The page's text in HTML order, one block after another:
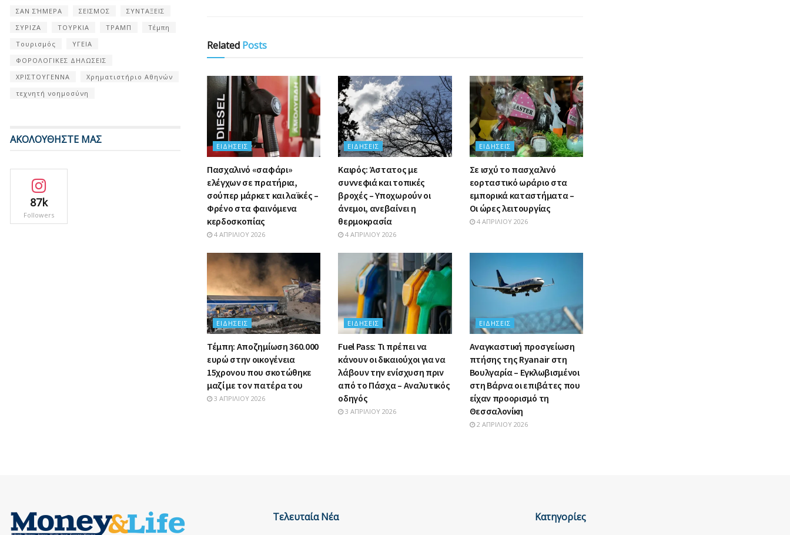
Related Posts
ΕΙΔΉΣΕΙΣ
Πασχαλινό «σαφάρι»
ελέγχων σε πρατήρια,
σούπερ μάρκετ και λαϊκές –
Φρένο στα φαινόμενα
κερδοσκοπίας
4 ΑΠΡΙΛΊΟΥ 2026
ΕΙΔΉΣΕΙΣ
Καιρός: Άστατος με
συννεφιά και τοπικές
βροχές – Υποχωρούν οι
άνεμοι, ανεβαίνει η
θερμοκρασία
4 ΑΠΡΙΛΊΟΥ 2026
ΕΙΔΉΣΕΙΣ
Σε ισχύ το πασχαλινό
εορταστικό ωράριο στα
εμπορικά καταστήματα –
Οι ώρες λειτουργίας
4 ΑΠΡΙΛΊΟΥ 2026
ΕΙΔΉΣΕΙΣ
Τέμπη: Αποζημίωση 360.000
ευρώ στην οικογένεια
15χρονου που σκοτώθηκε
μαζί με τον πατέρα του
3 ΑΠΡΙΛΊΟΥ 2026
ΕΙΔΉΣΕΙΣ
Fuel Pass: Τι πρέπει να
κάνουν οι δικαιούχοι για να
λάβουν την ενίσχυση πριν
από το Πάσχα – Αναλυτικός
οδηγός
3 ΑΠΡΙΛΊΟΥ 2026
ΕΙΔΉΣΕΙΣ
Αναγκαστική προσγείωση
πτήσης της Ryanair στη
Βουλγαρία – Εγκλωβισμένοι
στη Βάρνα οι επιβάτες που
είχαν προορισμό τη
Θεσσαλονίκη
2 ΑΠΡΙΛΊΟΥ 2026
ΣΑΝ ΣΉΜΕΡΑ
ΣΕΙΣΜΟΣ
ΣΥΝΤΑΞΕΙΣ
ΣΥΡΙΖΑ
ΤΟΥΡΚΙΑ ΤΡΑΜΠ
Τέμπη
Τουρισμός
ΥΓΕΙΑ
ΦΟΡΟΛΟΓΙΚΕΣ ΔΗΛΩΣΕΙΣ
ΧΡΙΣΤΟΥΓΕΝΝΑ
Χρηματιστήριο Αθηνών
τεχνητή νοημοσύνη
ΑΚΟΛΟΥΘΗΣΤΕ ΜΑΣ
87k
Followers
Τελευταία Νέα Κατηγορίες